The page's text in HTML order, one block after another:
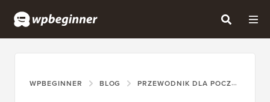
WPBEGINNER BLOG PRZEWODNIK DLA POCZĄTKUJĄCYCH